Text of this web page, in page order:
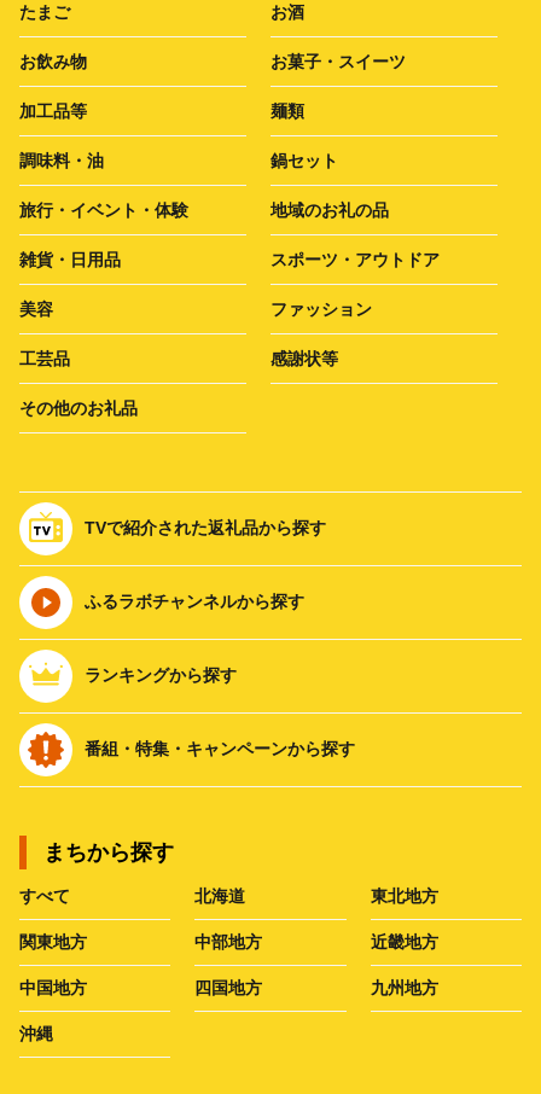
たまご お酒
お飲み物 お菓子・スイーツ
加工品等 麺類
調味料・油 鍋セット
旅行・イベント・体験 地域のお礼の品
雑貨・日用品 スポーツ・アウトドア
美容 ファッション
工芸品 感謝状等
その他のお礼品
TVで紹介された返礼品から探す
ふるラボチャンネルから探す
ランキングから探す
番組・特集・キャンペーンから探す
まちから探す
すべて 北海道 東北地方
関東地方 中部地方 近畿地方
中国地方 四国地方 九州地方
沖縄